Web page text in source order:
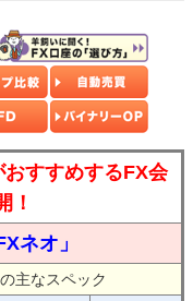
おすすめするFX会
！
ネオ」
主なスペック